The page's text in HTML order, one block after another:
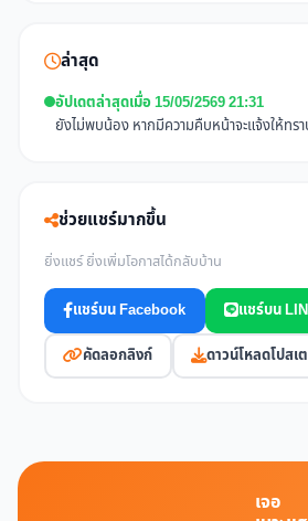
ล่าสุด
อัปเดตล่าสุดเมื่อ 15/05/2569 21:31
ยังไม่พบน้อง หากมีความคืบหน้าจะแจ้งให้ทรา
ช่วยแชร์มากขึ้น
ยิ่งแชร์ ยิ่งเพิ่มโอกาสได้กลับบ้าน
แชร์บน Facebook แชร์บน
คัดลอกลิงก์ ดาวน์โหลดโปสเ
เจอ